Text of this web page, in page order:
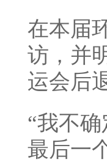
在本届
访，并
运会后
“我不
最后一